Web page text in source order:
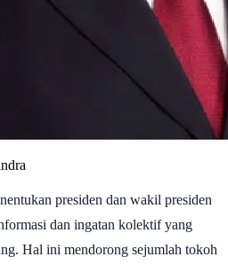
presiden dan wakil presiden
dan ingatan kolektif yang
Hal ini mendorong sejumlah tokoh